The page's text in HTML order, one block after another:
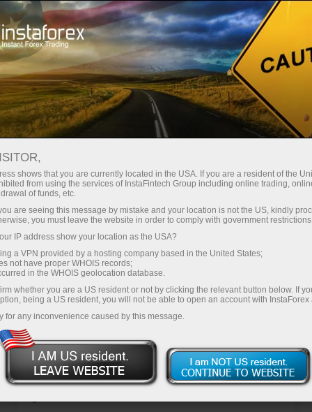
พักชั่วครู่ พบพวกเราได้ในโซเชียลเน็ตเวิร์ก
เปิดบัญชีซื้อขาย
เปิดบัญชีเดโม่
ข้างล่างนี้เป็นรายชื่อบล็อกอย่างเป็นทางการของ
InstaForex:
Blog.Instaforex.com
shows that you are currently located in the USA. If you are a resident of the
from using the services of InstaFintech Group including online trading,
of funds, etc.
are seeing this message by mistake and your location is not the US, kindly
you must leave the website in order to comply with government
IP address show your location as the USA?
a VPN provided by a hosting company based in the United States;
not have proper WHOIS records;
in the WHOIS geolocation database.
whether you are a US resident or not by clicking the relevant button below. If
being a US resident, you will not be able to open an account with InstaForex
for any inconvenience caused by this message.